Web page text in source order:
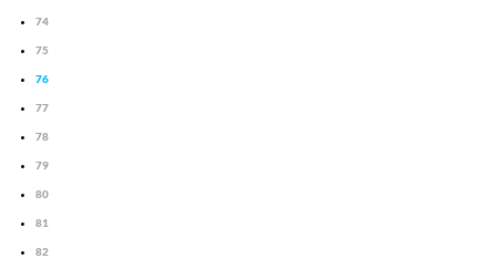
74
75
76
77
78
79
80
81
82